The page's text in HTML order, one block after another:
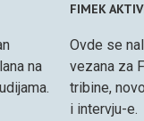
na
FIMEK
Ovde se
vezana za
tribine,
i intervju-e.